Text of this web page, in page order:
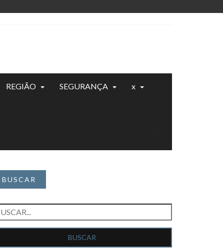
REGIÃO SEGURANÇA x
BUSCAR